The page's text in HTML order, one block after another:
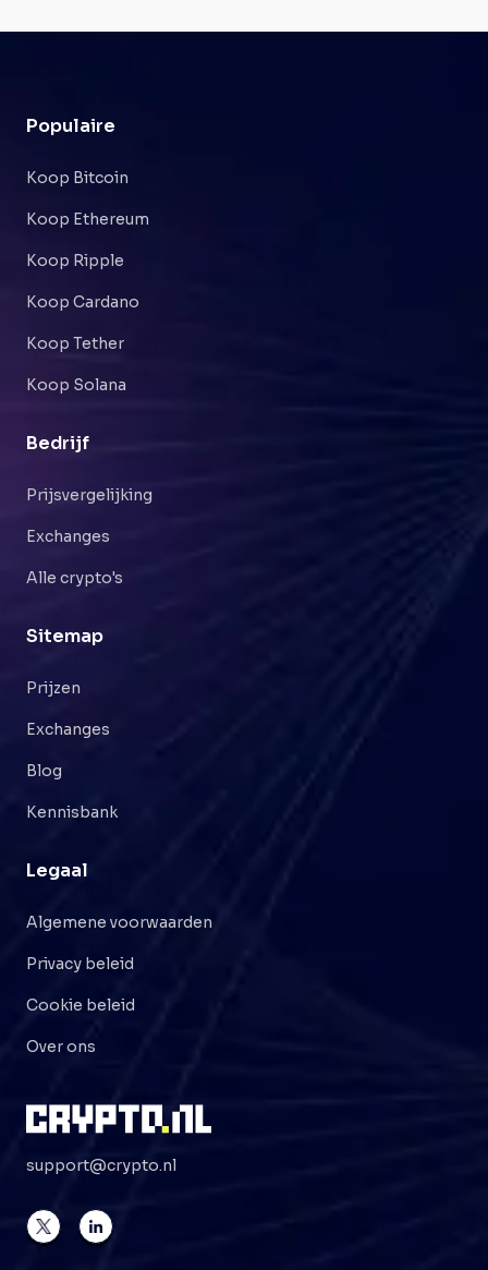
Populaire
Koop Bitcoin
Koop Ethereum
Koop Ripple
Koop Cardano
Koop Tether
Koop Solana
Bedrijf
Prijsvergelijking
Exchanges
Alle crypto's
Sitemap
Prijzen
Exchanges
Blog
Kennisbank
Legaal
Algemene voorwaarden
Privacy beleid
Cookie beleid
Over ons
support@crypto.nl